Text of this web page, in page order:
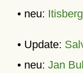
• neu:
• Update:
• neu: Jan